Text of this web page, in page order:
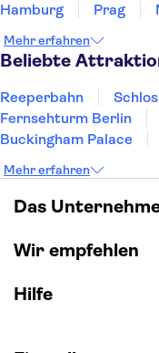
Hamburg
Prag
Heidelberg
Bremen
Mehr erfahren
Beliebte
Reeperbahn
Fernsehturm Berlin
Buckingham Palace
Moulin Rouge
Burj
London Eye
Mehr erfahren
Das
Wir empfehlen
Hilfe